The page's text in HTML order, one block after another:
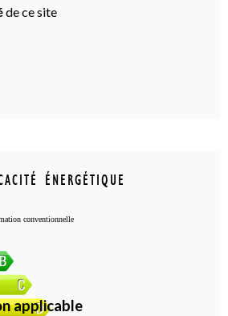
de ce site
ÉNERGÉTIQUE
conventionnelle
applicable